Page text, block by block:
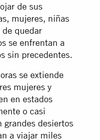
de sus
mujeres, niñas
de quedar
se enfrentan a
sin precedentes.
se extiende
mujeres y
en estados
o casi
desiertos
a viajar miles